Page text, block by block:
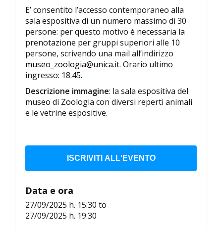
E’ consentito l’accesso contemporaneo alla
sala espositiva di un numero massimo di 30
persone: per questo motivo è necessaria la
prenotazione per gruppi superiori alle 10
persone, scrivendo una mail all’indirizzo
museo_zoologia@unica.it. Orario ultimo
ingresso: 18.45.
Descrizione immagine: la sala espositiva del
museo di Zoologia con diversi reperti animali
e le vetrine espositive.
ISCRIVITI ALL'EVENTO
Data e ora
27/09/2025 h. 15:30 to
27/09/2025 h. 19:30